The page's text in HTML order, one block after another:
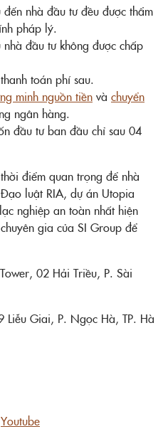
nhà đầu tư đều được thẩm
pháp lý.
đầu tư không được chấp
toán phí sau.
minh nguồn tiền và chuyển
ngân hàng.
đầu tư ban đầu chỉ sau 04
điểm quan trọng để nhà
luật RIA, dự án Utopia
nghiệp an toàn nhất hiện
gia của SI Group để
02 Hải Triều, P. Sài
Giai, P. Ngọc Hà, TP. Hà
Youtube